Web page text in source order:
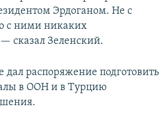
Эрдоганом. Не с
с ними никаких
сказал Зеленский.
дал распоряжение подготовить
в ООН и в Турцию